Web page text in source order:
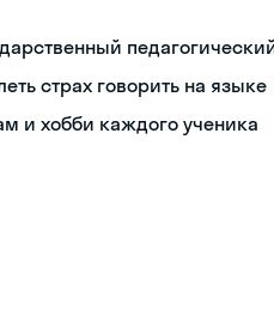
страх говорить на языке
и хобби каждого ученика